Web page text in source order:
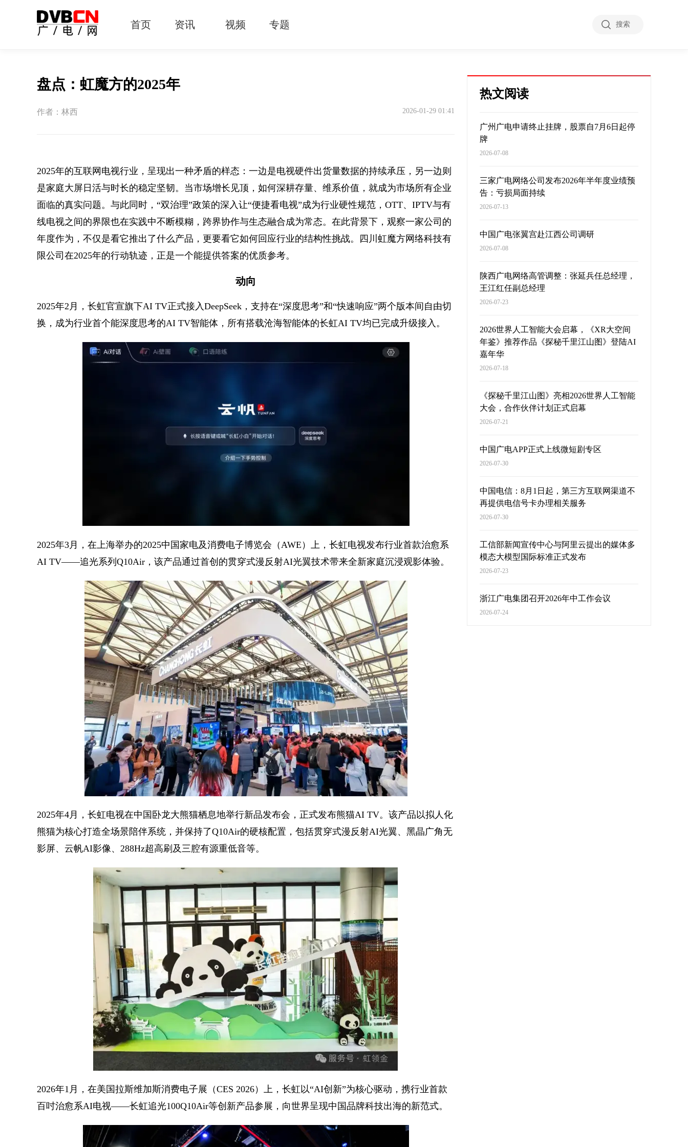
首页 资讯 视频 专题 搜索
盘点：虹魔方的2025年
作者：林西 2026-01-29 01:41
2025年的互联网电视行业，呈现出一种矛盾的样态：一边是电视硬件出货量数据的持续承压，另一边则
是家庭大屏日活与时长的稳定坚韧。当市场增长见顶，如何深耕存量、维系价值，就成为市场所有企业
面临的真实问题。与此同时，“双治理”政策的深入让“便捷看电视”成为行业硬性规范，OTT、IPTV与有
线电视之间的界限也在实践中不断模糊，跨界协作与生态融合成为常态。在此背景下，观察一家公司的
年度作为，不仅是看它推出了什么产品，更要看它如何回应行业的结构性挑战。四川虹魔方网络科技有
限公司在2025年的行动轨迹，正是一个能提供答案的优质参考。
动向
2025年2月，长虹官宣旗下AI TV正式接入DeepSeek，支持在“深度思考”和“快速响应”两个版本间自由切
换，成为行业首个能深度思考的AI TV智能体，所有搭载沧海智能体的长虹AI TV均已完成升级接入。
2025年3月，在上海举办的2025中国家电及消费电子博览会（AWE）上，长虹电视发布行业首款治愈系
AI TV——追光系列Q10Air，该产品通过首创的贯穿式漫反射AI光翼技术带来全新家庭沉浸观影体验。
2025年4月，长虹电视在中国卧龙大熊猫栖息地举行新品发布会，正式发布熊猫AI TV。该产品以拟人化
熊猫为核心打造全场景陪伴系统，并保持了Q10Air的硬核配置，包括贯穿式漫反射AI光翼、黑晶广角无
影屏、云帆AI影像、288Hz超高刷及三腔有源重低音等。
2026年1月，在美国拉斯维加斯消费电子展（CES 2026）上，长虹以“AI创新”为核心驱动，携行业首款
百吋治愈系AI电视——长虹追光100Q10Air等创新产品参展，向世界呈现中国品牌科技出海的新范式。
热文阅读
广州广电申请终止挂牌，股票自7月6日起停
牌
2026-07-08
三家广电网络公司发布2026年半年度业绩预
告：亏损局面持续
2026-07-13
中国广电张翼宫赴江西公司调研
2026-07-08
陕西广电网络高管调整：张延兵任总经理，
王江红任副总经理
2026-07-23
2026世界人工智能大会启幕，《XR大空间
年鉴》推荐作品《探秘千里江山图》登陆AI
嘉年华
2026-07-18
《探秘千里江山图》亮相2026世界人工智能
大会，合作伙伴计划正式启幕
2026-07-21
中国广电APP正式上线微短剧专区
2026-07-30
中国电信：8月1日起，第三方互联网渠道不
再提供电信号卡办理相关服务
2026-07-30
工信部新闻宣传中心与阿里云提出的媒体多
模态大模型国际标准正式发布
2026-07-23
浙江广电集团召开2026年中工作会议
2026-07-24